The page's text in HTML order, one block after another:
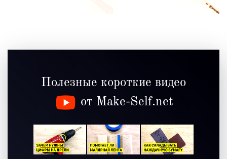
Полезные короткие видео
от Make-Self.net